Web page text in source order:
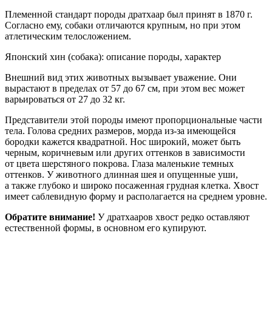
Племенной стандарт породы дратхаар был принят в 1870 г.
Согласно ему, собаки отличаются крупным, но при этом
атлетическим телосложением.
Японский хин (собака): описание породы, характер
Внешний вид этих животных вызывает уважение. Они
вырастают в пределах от 57 до 67 см, при этом вес может
варьироваться от 27 до 32 кг.
Представители этой породы имеют пропорциональные части
тела. Голова средних размеров, морда из-за имеющейся
бородки кажется квадратной. Нос широкий, может быть
черным, коричневым или других оттенков в зависимости
от цвета шерстяного покрова. Глаза маленькие темных
оттенков. У животного длинная шея и опущенные уши,
а также глубоко и широко посаженная грудная клетка. Хвост
имеет саблевидную форму и располагается на среднем уровне.
Обратите внимание! У дратхааров хвост редко оставляют
естественной формы, в основном его купируют.